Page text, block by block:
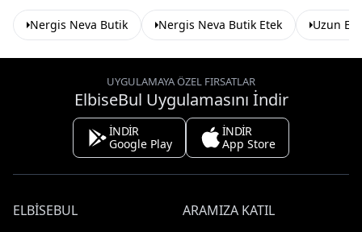
Nergis Neva Butik Nergis Neva Butik Etek Uzun
UYGULAMAYA ÖZEL FIRSATLAR
ElbiseBul Uygulamasını İndir
İNDİR
Google Play
İNDİR
App Store
ELBISEBUL
ARAMIZA KATIL